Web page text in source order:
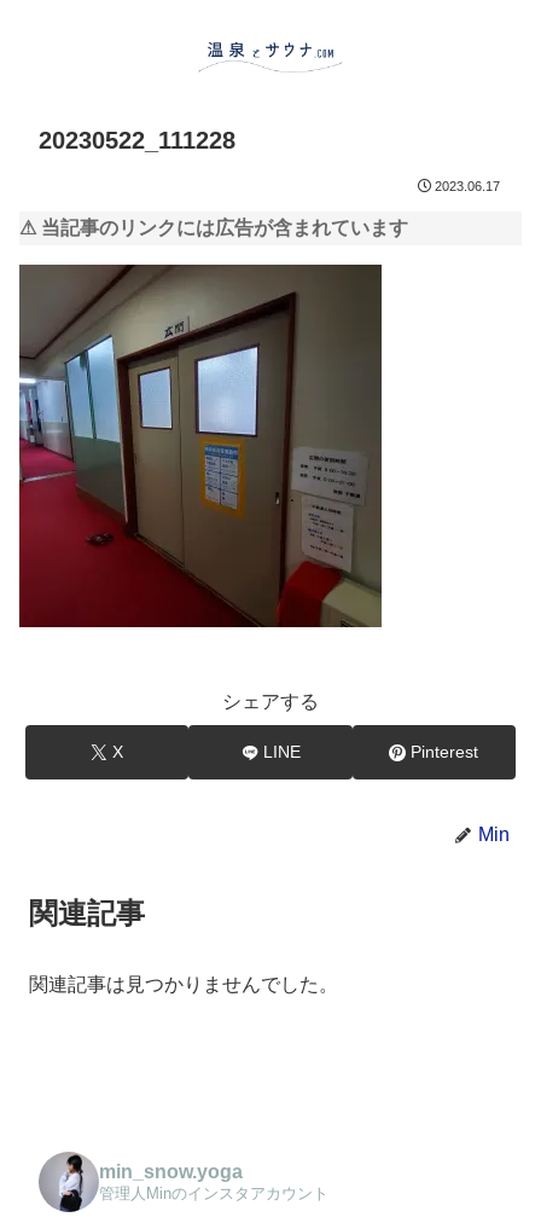
20230522_111228
2023.06.17
⚠ 当記事のリンクには広告が含まれています
シェアする
X LINE Pinterest
Min
関連記事
関連記事は見つかりませんでした。
min_snow.yoga
管理人Minのインスタアカウント